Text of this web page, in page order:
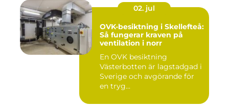
02. jul
OVK-besiktning i Skellefteå:
Så fungerar kraven på
ventilation i norr
En OVK besiktning
Västerbotten är lagstadgad i
Sverige och avgörande för
en tryg...